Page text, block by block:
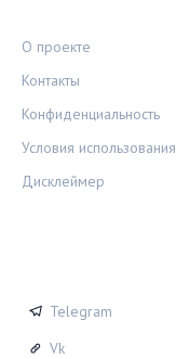
О проекте
Контакты
Конфиденциальность
Условия использования
Дисклеймер
Telegram
Vk